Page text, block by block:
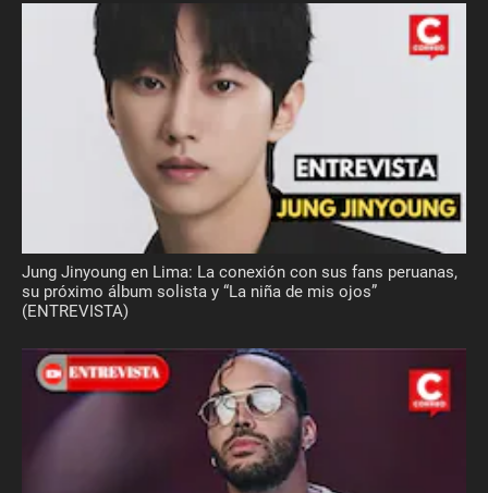
Jung Jinyoung en Lima: La conexión con sus fans peruanas,
su próximo álbum solista y “La niña de mis ojos”
(ENTREVISTA)